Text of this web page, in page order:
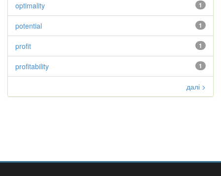
1
optimality
1
potential
1
profit
1
profitability
далі >